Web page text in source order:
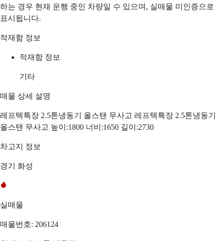
하는 경우 현재 운행 중인 차량일 수 있으며, 실매물 미인증으로
표시됩니다.
적재함 정보
적재함 정보
기타
매물 상세 설명
레프텍특장 2.5톤냉동기 올스탠 무사고 레프텍특장 2.5톤냉동기
올스탠 무사고 높이:1800 너비:1650 길이:2730
차고지 정보
경기 화성
실매물
매물번호: 206124